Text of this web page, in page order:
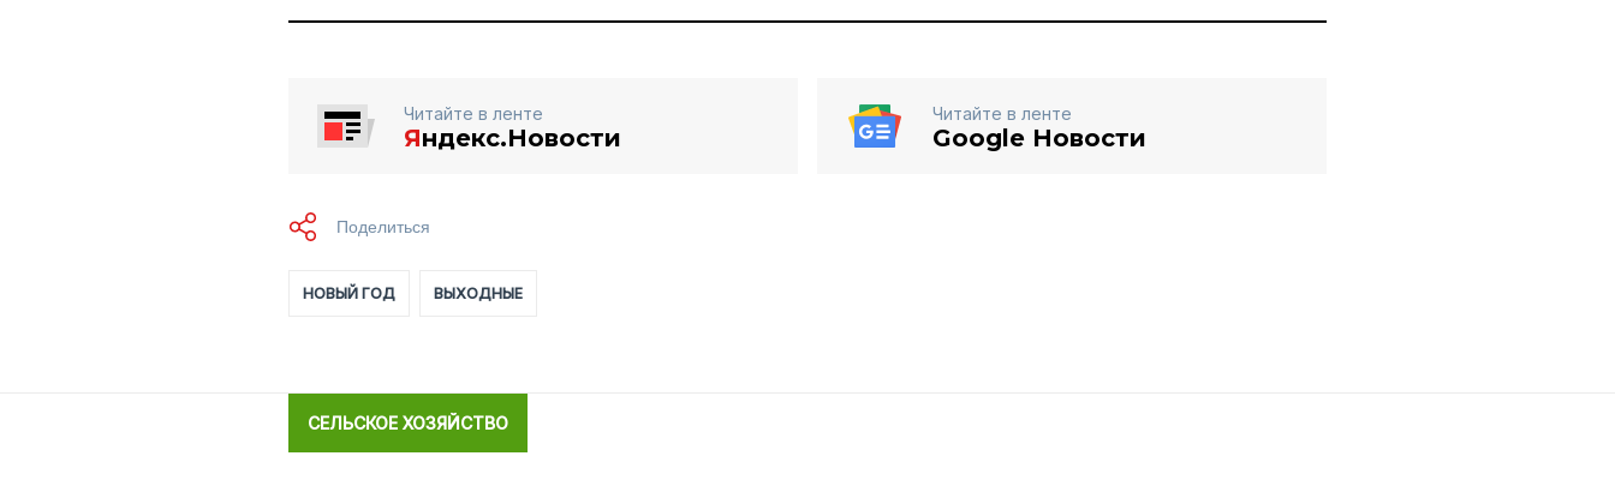
Читайте в ленте
Яндекс.Новости
Читайте в ленте
Google Новости
НОВЫЙ ГОД ВЫХОДНЫЕ
СЕЛЬСКОЕ ХОЗЯЙСТВО